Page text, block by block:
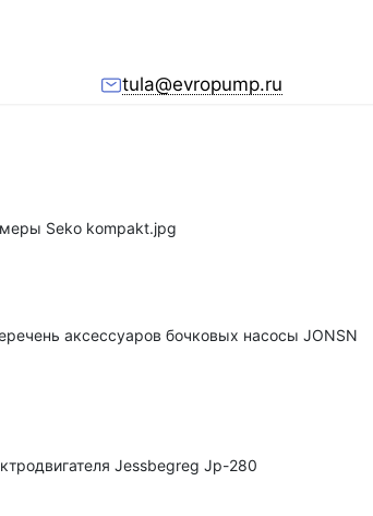
tula@evropump.ru
Seko kompakt.jpg
аксессуаров бочковых насосы JONSN
Jessbegreg Jp-280